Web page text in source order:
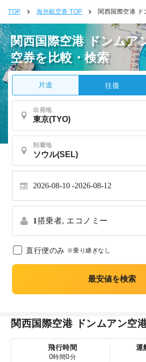
TOP 海外航空券 TOP 関西国際空港 ド
関西国際空港 ドンムア
空券を比較・検索
片道 往復
出発地
到着地
2026-08-10 2026-08-12
1搭乗者, エコノミー
直行便のみ ※乗り継ぎなし
最安値を検索
関西国際空港 ドンムアン空
飛行時間
0時間0分
運